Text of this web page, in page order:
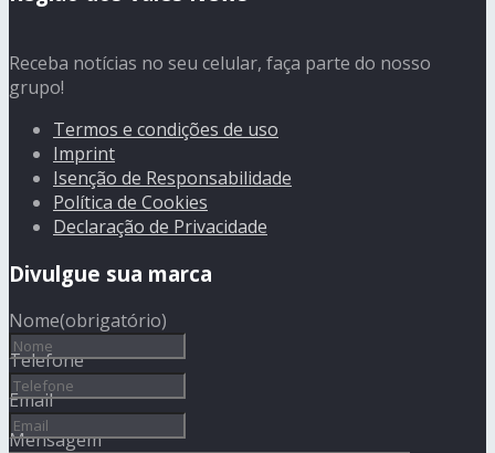
Receba notícias no seu celular, faça parte do nosso
grupo!
Termos e condições de uso
Imprint
Isenção de Responsabilidade
Política de Cookies
Declaração de Privacidade
Divulgue sua marca
Nome(obrigatório)
Telefone
Email
Mensagem